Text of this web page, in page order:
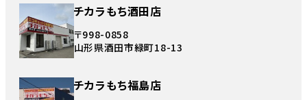
チカラもち酒田店
〒998-0858
山形県酒田市緑町18-13
チカラもち福島店